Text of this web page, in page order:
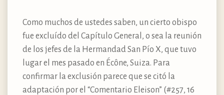
Como muchos de ustedes saben, un cierto obispo
fue excluído del Capítulo General, o sea la reunión
de los jefes de la Hermandad San Pío X, que tuvo
lugar el mes pasado en Écône, Suiza. Para
confirmar la exclusión parece que se citó la
adaptación por el “Comentario Eleison” (#257, 16